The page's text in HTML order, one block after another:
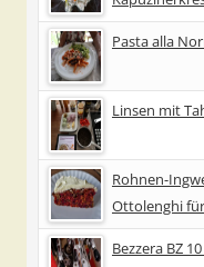
Pasta alla
Linsen mit
Rohnen-
Ottolenghi
Bezzera BZ